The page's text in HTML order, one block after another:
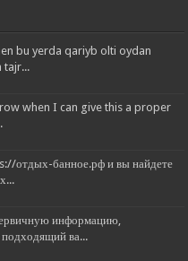
bu yerda qariyb olti oydan
tajr...
when I can give this a proper
отдых-банное.рф и вы найдете
информацию,
подходящий ва...